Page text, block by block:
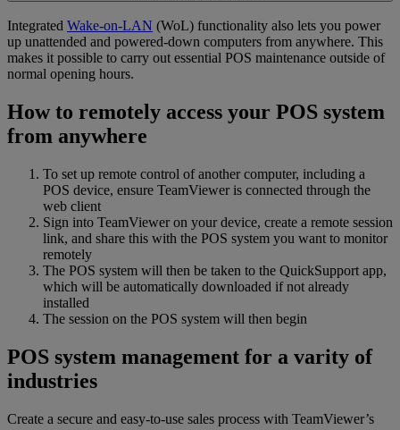
Integrated Wake-on-LAN (WoL) functionality also lets you power
up unattended and powered-down computers from anywhere. This
makes it possible to carry out essential POS maintenance outside of
normal opening hours.
How to remotely access your POS system
from anywhere
To set up remote control of another computer, including a
POS device, ensure TeamViewer is connected through the
web client
Sign into TeamViewer on your device, create a remote session
link, and share this with the POS system you want to monitor
remotely
The POS system will then be taken to the QuickSupport app,
which will be automatically downloaded if not already
installed
The session on the POS system will then begin
POS system management for a varity of
industries
Create a secure and easy-to-use sales process with TeamViewer’s